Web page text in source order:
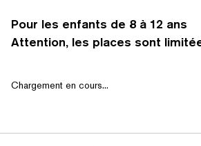
Pour les enfants de 8 à 12 ans
Attention, les places sont
Chargement en cours...